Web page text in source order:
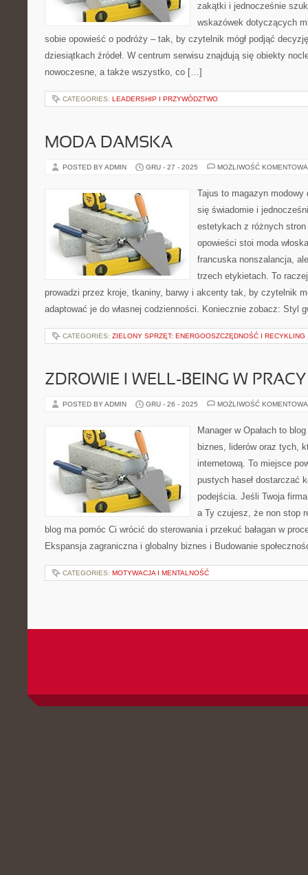
zakątki i jednocześnie
wskazówek dotyczących
sobie opowieść o podróży – tak, by czytelnik mógł podjąć
dziesiątkach źródeł. W centrum serwisu znajdują się obiekty
nowoczesne, a także wszystko, co […]
CATEGORIES: LEADERSHIP I PRZYWÓDZTWO
MODA DAMSKA
POSTED BY ADMIN GRU - 27 - 2025 MOŻLIWOŚĆ
Tajus to magazyn
się świadomie i
estetykach z różnych
opowieści stoi moda
francuska nonszalancja,
trzech etykietach. To
prowadzi przez kroje, tkaniny, barwy i akcenty tak, by czytelnik
adaptować je do własnej codzienności. Koniecznie zobacz: Styl
CATEGORIES: ZIELONY SPRZĘT: ENERGOOSZCZĘDNOŚĆ I RECYKLING
ZDROWIE I WELL-BEING W PRACY
POSTED BY ADMIN GRU - 26 - 2025 MOŻLIWOŚĆ
Manager w Opałach to
biznes, liderów oraz tych,
internetową. To miejsce
pustych haseł dostarczać
podejścia. Jeśli Twoja
a Ty czujesz, że non stop
blog ma pomóc Ci wrócić do sterowania i przekuć bałagan w
Ekspansja zagraniczna i globalny biznes i Budowanie
CATEGORIES: MOTYWACJA I MENTALNOŚĆ